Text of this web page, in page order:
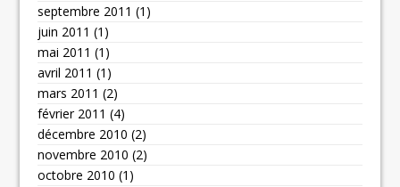
septembre 2011 (1)
juin 2011 (1)
mai 2011 (1)
avril 2011 (1)
mars 2011 (2)
février 2011 (4)
décembre 2010 (2)
novembre 2010 (2)
octobre 2010 (1)